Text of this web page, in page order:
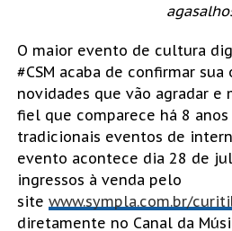
O maior evento de cultura
#CSM acaba de confirmar
novidades que vão agradar
fiel que comparece há 8
tradicionais eventos de
evento acontece dia 28 de
ingressos à venda pelo
site www.sympla.com.br/
diretamente no Canal da